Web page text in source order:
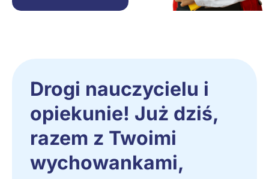
Drogi nauczycielu i
opiekunie! Już dziś,
razem z Twoimi
wychowankami,